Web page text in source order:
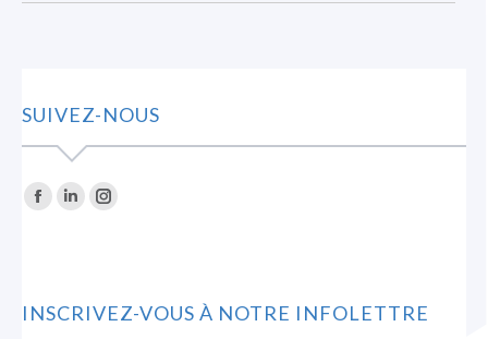
SUIVEZ-NOUS
Trouvez nous sur :
La
dans
La
dans
La
dans
INSCRIVEZ-VOUS À NOTRE INFOLETTRE